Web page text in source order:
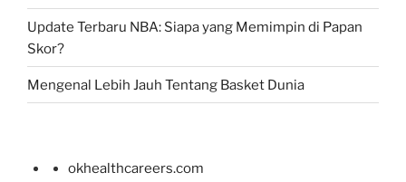
Update Terbaru NBA: Siapa yang Memimpin di Papan
Skor?
Mengenal Lebih Jauh Tentang Basket Dunia
okhealthcareers.com